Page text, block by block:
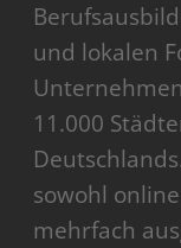
und lokalen
11.000
sowohl
mehrfach